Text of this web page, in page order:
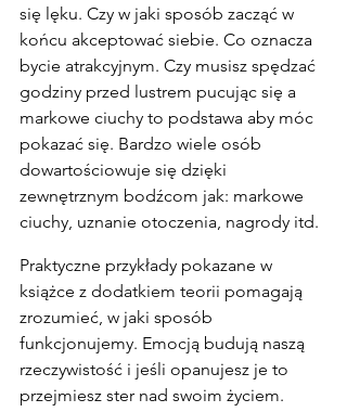
się lęku. Czy w jaki sposób zacząć w
końcu akceptować siebie. Co oznacza
bycie atrakcyjnym. Czy musisz spędzać
godziny przed lustrem pucując się a
markowe ciuchy to podstawa aby móc
pokazać się. Bardzo wiele osób
dowartościowuje się dzięki
zewnętrznym bodźcom jak: markowe
ciuchy, uznanie otoczenia, nagrody itd.
Praktyczne przykłady pokazane w
książce z dodatkiem teorii pomagają
zrozumieć, w jaki sposób
funkcjonujemy. Emocją budują naszą
rzeczywistość i jeśli opanujesz je to
przejmiesz ster nad swoim życiem.